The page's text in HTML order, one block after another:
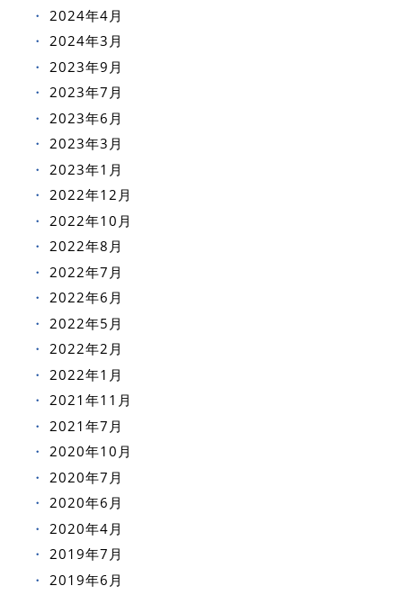
2024年4月
2024年3月
2023年9月
2023年7月
2023年6月
2023年3月
2023年1月
2022年12月
2022年10月
2022年8月
2022年7月
2022年6月
2022年5月
2022年2月
2022年1月
2021年11月
2021年7月
2020年10月
2020年7月
2020年6月
2020年4月
2019年7月
2019年6月